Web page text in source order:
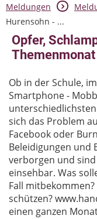
Meldungen
Hurensohn - ...
Opfer,
Ob in der Schule,
Smartphone -
sich das Problem
Facebook oder
Beleidigungen und
verborgen und
einsehbar. Was
Fall
schützen?
einen ganzen